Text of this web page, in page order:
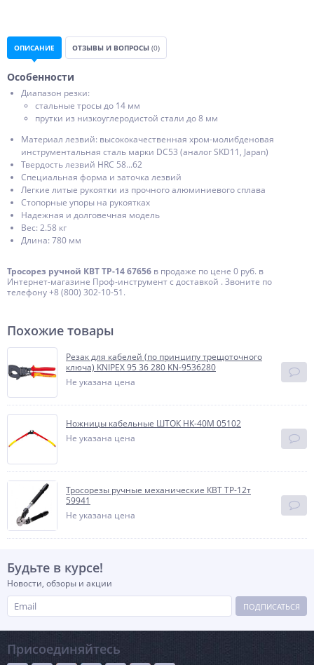
ОПИСАНИЕ ОТЗЫВЫ И ВОПРОСЫ (0)
Особенности
Диапазон резки:
стальные тросы до 14 мм
прутки из низкоуглеродистой стали до 8 мм
Материал лезвий: высококачественная хром-молибденовая
инструментальная сталь марки DC53 (аналог SKD11, Japan)
Твердость лезвий HRC 58...62
Специальная форма и заточка лезвий
Легкие литые рукоятки из прочного алюминиевого сплава
Стопорные упоры на рукоятках
Надежная и долговечная модель
Вес: 2.58 кг
Длина: 780 мм
Тросорез ручной КВТ ТР-14 67656 в продаже по цене 0 руб. в
Интернет-магазине Проф-инструмент с доставкой . Звоните по
телефону +8 (800) 302-10-51.
Похожие товары
Резак для кабелей (по принципу трещоточного
ключа) KNIPEX 95 36 280 KN-9536280
Не указана цена
Ножницы кабельные ШТОК НК-40М 05102
Не указана цена
Тросорезы ручные механические КВТ ТР-12т
59941
Не указана цена
Будьте в курсе!
Новости, обзоры и акции
ПОДПИСАТЬСЯ
Присоединяйтесь